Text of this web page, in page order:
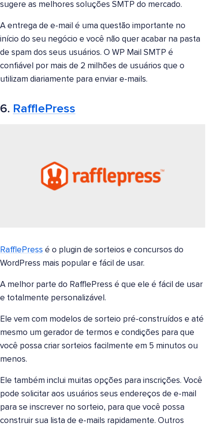
sugere as melhores soluções SMTP do mercado.
A entrega de e-mail é uma questão importante no
início do seu negócio e você não quer acabar na pasta
de spam dos seus usuários. O WP Mail SMTP é
confiável por mais de 2 milhões de usuários que o
utilizam diariamente para enviar e-mails.
6. RafflePress
RafflePress é o plugin de sorteios e concursos do
WordPress mais popular e fácil de usar.
A melhor parte do RafflePress é que ele é fácil de usar
e totalmente personalizável.
Ele vem com modelos de sorteio pré-construídos e até
mesmo um gerador de termos e condições para que
você possa criar sorteios facilmente em 5 minutos ou
menos.
Ele também inclui muitas opções para inscrições. Você
pode solicitar aos usuários seus endereços de e-mail
para se inscrever no sorteio, para que você possa
construir sua lista de e-mails rapidamente. Outros